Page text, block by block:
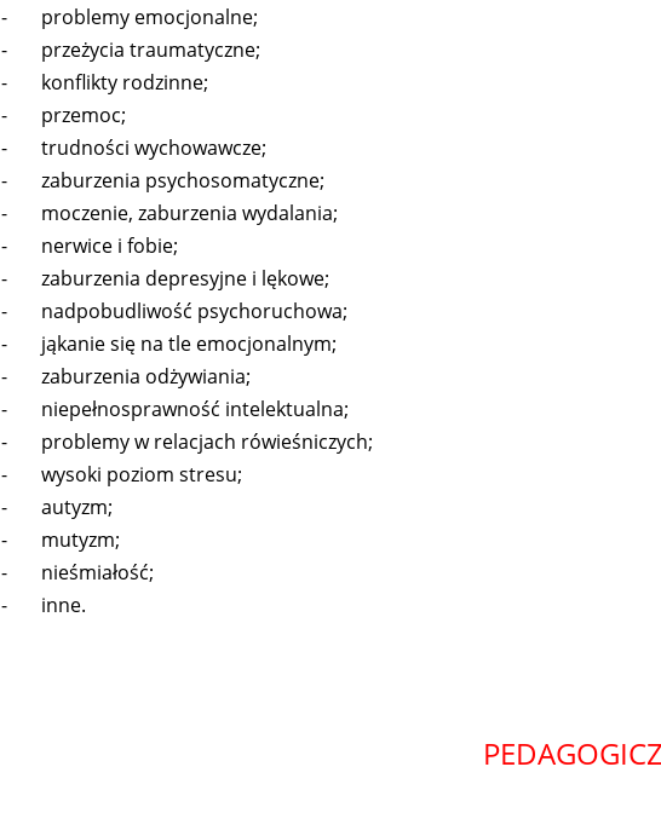
-
problemy emocjonalne;
-
przeżycia traumatyczne;
-
konflikty rodzinne;
-
przemoc;
-
trudności wychowawcze;
-
zaburzenia psychosomatyczne;
-
moczenie, zaburzenia wydalania;
-
nerwice i fobie;
-
zaburzenia depresyjne i lękowe;
-
nadpobudliwość psychoruchowa;
-
jąkanie się na tle emocjonalnym;
-
zaburzenia odżywiania;
-
niepełnosprawność intelektualna;
-
problemy w relacjach rówieśniczych;
-
wysoki poziom stresu;
-
autyzm;
-
mutyzm;
-
nieśmiałość;
-
inne.